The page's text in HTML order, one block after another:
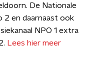
De Nationale
2 en daarnaast ook
NPO 1 extra
Lees hier meer